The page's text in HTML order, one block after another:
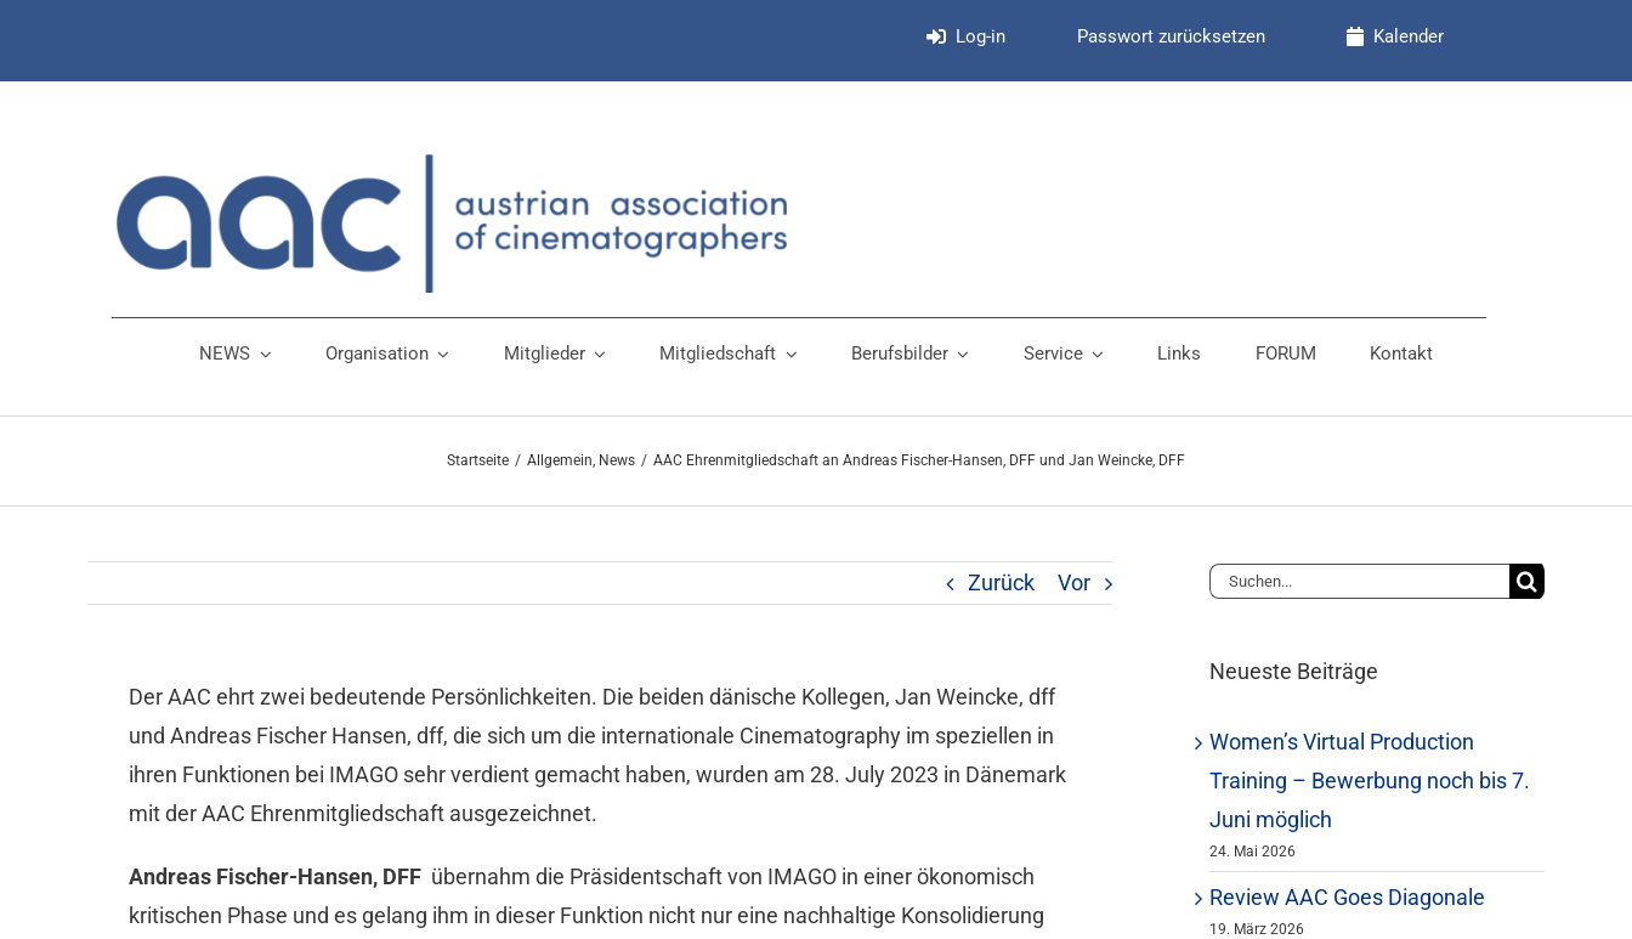
Log-in Passwort zurücksetzen Kalender
NEWS Organisation Mitglieder Mitgliedschaft Berufsbilder Service Links FORUM Kontakt
Startseite Allgemein News AAC Ehrenmitgliedschaft an Andreas Fischer-Hansen, DFF und Jan Weincke, DFF
Zurück Vor
Der AAC ehrt zwei bedeutende Persönlichkeiten. Die beiden dänische Kollegen, Jan Weincke, dff
und Andreas Fischer Hansen, dff, die sich um die internationale Cinematography im speziellen in
ihren Funktionen bei IMAGO sehr verdient gemacht haben, wurden am 28. July 2023 in Dänemark
mit der AAC Ehrenmitgliedschaft ausgezeichnet.
Andreas Fischer-Hansen, DFF übernahm die Präsidentschaft von IMAGO in einer ökonomisch
kritischen Phase und es gelang ihm in dieser Funktion nicht nur eine nachhaltige Konsolidierung
Suche
Neueste Beiträge
Women’s Virtual Production
Training – Bewerbung noch bis 7.
Juni möglich
24. Mai 2026
Review AAC Goes Diagonale
19. März 2026